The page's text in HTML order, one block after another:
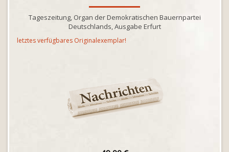
Tageszeitung, Organ der Demokratischen Bauernpartei
Deutschlands, Ausgabe Erfurt
letztes verfügbares Originalexemplar!